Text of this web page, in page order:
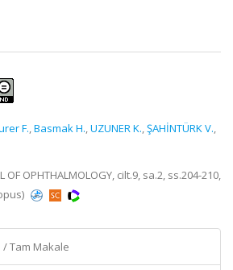
F.,Basmak H.,UZUNER K.,ŞAHİNTÜRK V.,
OF OPHTHALMOLOGY, cilt.9, sa.2, ss.204-210,
/ Tam Makale